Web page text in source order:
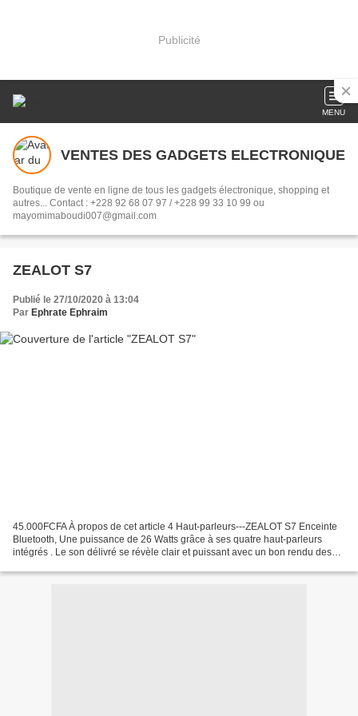
Publicité
MENU
VENTES DES GADGETS ELECTRONIQUE
Boutique de vente en ligne de tous les gadgets électronique, shopping et
autres... Contact : +228 92 68 07 97 / +228 99 33 10 99 ou
mayomimaboudi007@gmail.com
ZEALOT S7
Publié le 27/10/2020 à 13:04
Par Ephrate Ephraim
45.000FCFA À propos de cet article 4 Haut-parleurs---ZEALOT S7 Enceinte
Bluetooth, Une puissance de 26 Watts grâce à ses quatre haut-parleurs
intégrés . Le son délivré se révèle clair et puissant avec un bon rendu des